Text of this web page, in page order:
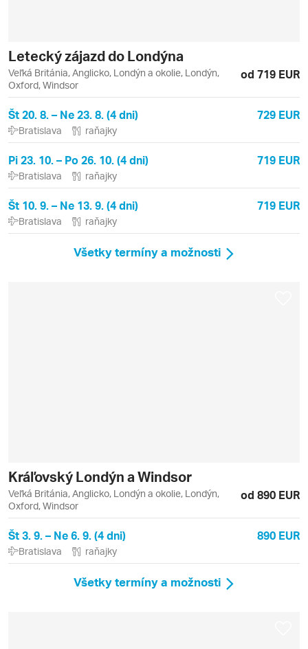
Letecký zájazd do Londýna
Veľká Británia, Anglicko, Londýn a okolie, Londýn,
Oxford, Windsor
od 719 EUR
Št 20. 8. – Ne 23. 8. (4 dni) 729 EUR
Bratislava raňajky
Pi 23. 10. – Po 26. 10. (4 dni) 719 EUR
Bratislava raňajky
Št 10. 9. – Ne 13. 9. (4 dni) 719 EUR
Bratislava raňajky
Všetky termíny a možnosti
Kráľovský Londýn a Windsor
Veľká Británia, Anglicko, Londýn a okolie, Londýn,
Oxford, Windsor
od 890 EUR
Št 3. 9. – Ne 6. 9. (4 dni) 890 EUR
Bratislava raňajky
Všetky termíny a možnosti